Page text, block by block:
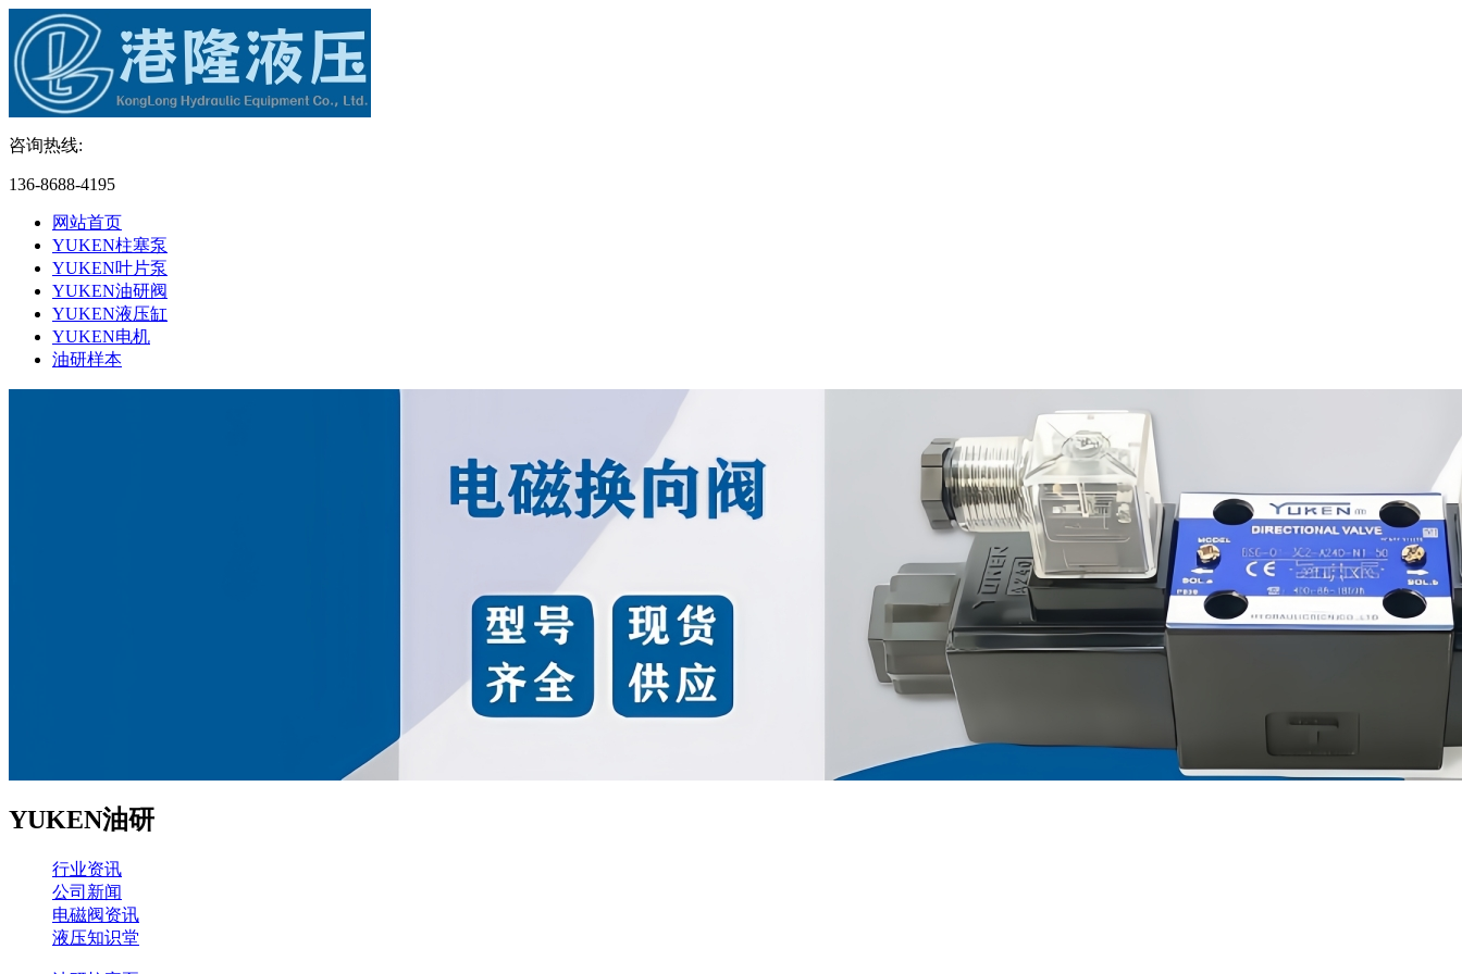
咨询热线:
136-8688-4195
网站首页
YUKEN柱塞泵
YUKEN叶片泵
YUKEN油研阀
YUKEN液压缸
YUKEN电机
油研样本
YUKEN油研
行业资讯
公司新闻
电磁阀资讯
液压知识堂